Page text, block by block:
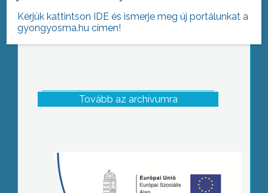
Tovább az archívumra
Kérjük kattintson IDE és ismerje meg új portálunkat a
gyongyosma.hu címen!